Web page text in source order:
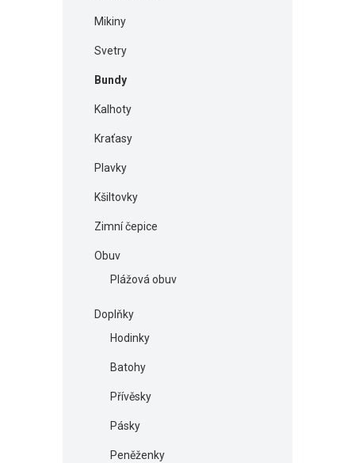
Mikiny
Svetry
Bundy
Kalhoty
Kraťasy
Plavky
Kšiltovky
Zimní čepice
Obuv
Plážová obuv
Doplňky
Hodinky
Batohy
Přívěsky
Pásky
Peněženky